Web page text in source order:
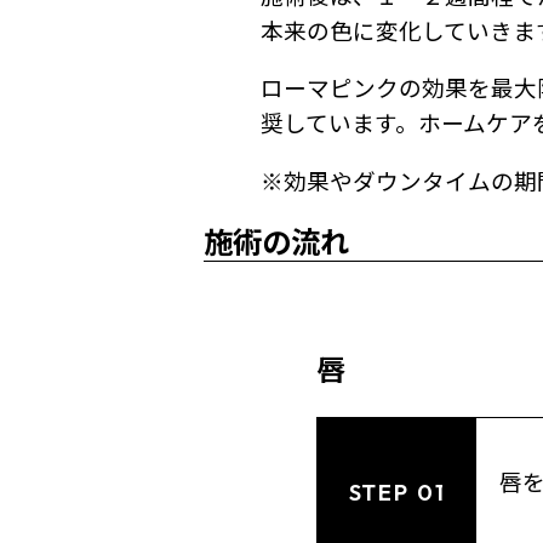
本来の色に変化していきま
ローマピンクの効果を最
奨しています。ホームケ
※効果やダウンタイムの
施術の流れ
唇
STEP 01 唇